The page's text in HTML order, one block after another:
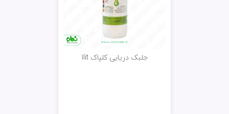
جلبک دریایی کلپاک 1lit